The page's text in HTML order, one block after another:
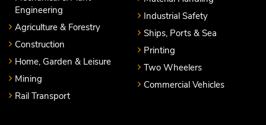
Engineering
Agriculture & Forestry
Construction
Home, Garden & Leisure
Mining
Rail Transport
Industrial Safety
Ships, Ports & Sea
Printing
Two Wheelers
Commercial Vehicles